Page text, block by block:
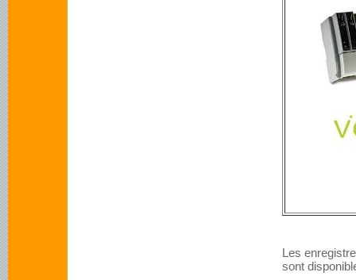
Les
sont